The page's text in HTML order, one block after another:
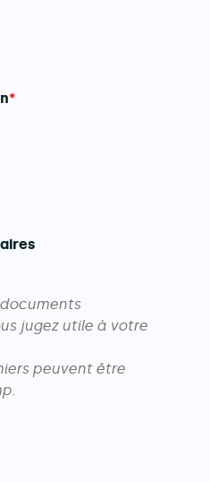
jugez utile à votre
peuvent être